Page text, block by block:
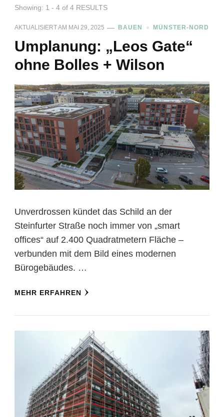
Showing: 1 - 4 of 4 RESULTS
AKTUALISIERT AM MAI 29, 2025 BAUEN MÜNSTER-NORD
Umplanung: „Leos Gate“
ohne Bolles + Wilson
Unverdrossen kündet das Schild an der
Steinfurter Straße noch immer von „smart
offices“ auf 2.400 Quadratmetern Fläche –
verbunden mit dem Bild eines modernen
Bürogebäudes. …
MEHR ERFAHREN